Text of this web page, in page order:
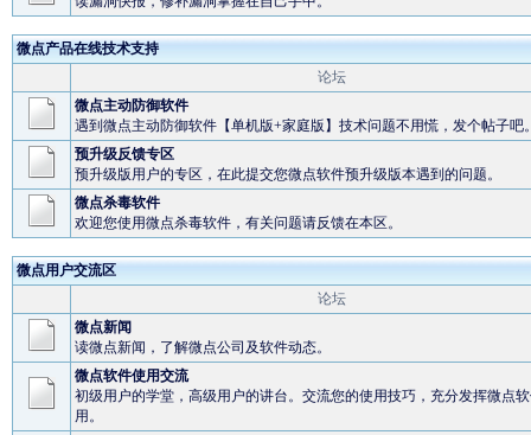
微点产品在线技术支持
论坛
微点主动防御软件
遇到微点主动防御软件【单机版+家庭版】技术问题不用慌，发个帖子吧
预升级反馈专区
预升级版用户的专区，在此提交您微点软件预升级版本遇到的问题。
微点杀毒软件
欢迎您使用微点杀毒软件，有关问题请反馈在本区。
微点用户交流区
论坛
微点新闻
读微点新闻，了解微点公司及软件动态。
微点软件使用交流
初级用户的学堂，高级用户的讲台。交流您的使用技巧，充分发挥微点
用。